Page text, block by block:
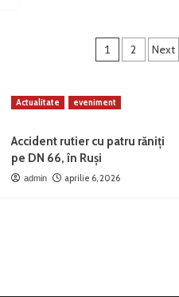
20.000
Paginație
1 2 Next
Actualitate eveniment
Accident rutier cu patru răniți
pe DN 66, în Ruși
admin aprilie 6, 2026